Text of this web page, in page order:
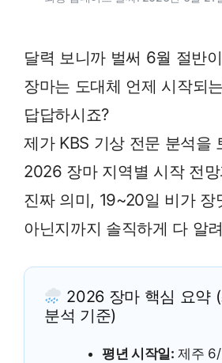
달력 보니까 벌써 6월 절반
장마는 도대체 언제 시작되
답답하시죠?
제가 KBS 기상 전문 분석을
2026 장마 지역별 시작 전
진짜 의미, 19~20일 비가 장
아닌지까지 솔직하게 다 알
2026 장마 핵심 요약
분석 기준)
평년 시작일: 제주